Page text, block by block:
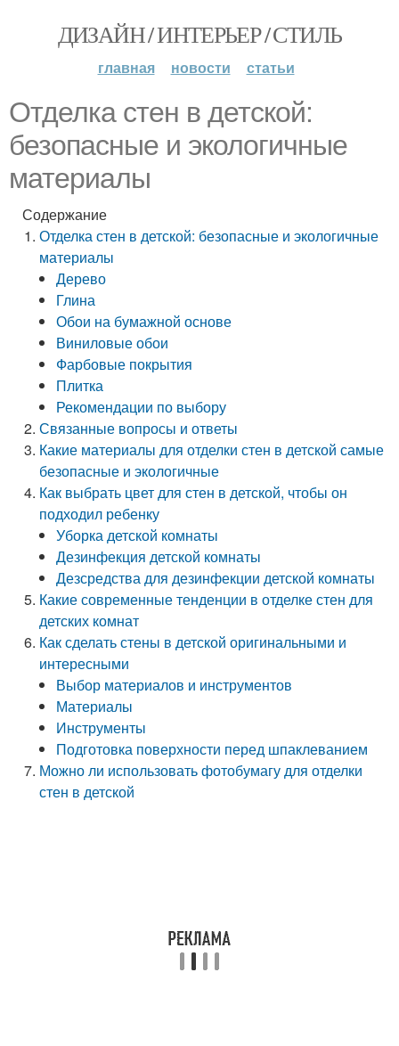
ДИЗАЙН / ИНТЕРЬЕР / СТИЛЬ
главная новости статьи
Отделка стен в детской:
безопасные и экологичные
материалы
Содержание
Отделка стен в детской: безопасные и экологичные
материалы
Дерево
Глина
Обои на бумажной основе
Виниловые обои
Фарбовые покрытия
Плитка
Рекомендации по выбору
Связанные вопросы и ответы
Какие материалы для отделки стен в детской самые
безопасные и экологичные
Как выбрать цвет для стен в детской, чтобы он
подходил ребенку
Уборка детской комнаты
Дезинфекция детской комнаты
Дезсредства для дезинфекции детской комнаты
Какие современные тенденции в отделке стен для
детских комнат
Как сделать стены в детской оригинальными и
интересными
Выбор материалов и инструментов
Материалы
Инструменты
Подготовка поверхности перед шпаклеванием
Можно ли использовать фотобумагу для отделки
стен в детской